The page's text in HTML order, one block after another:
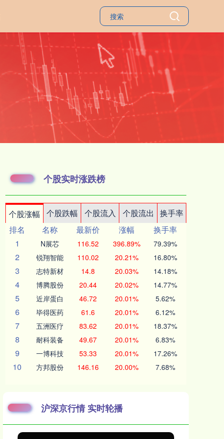
个股实时涨跌榜
个股涨幅 个股跌幅 个股流入 个股流出
换手率
排名
名称 最新价 涨幅
换手率
1
N展芯 116.52 396.89% 79.39%
2 锐翔智能 110.02 20.21% 16.80%
3 志特新材 14.8 20.03% 14.18%
4 博腾股份 20.44 20.02% 14.77%
5 近岸蛋白 46.72 20.01% 5.62%
6 毕得医药 61.6 20.01% 6.12%
7 五洲医疗 83.62 20.01% 18.37%
8 耐科装备 49.67 20.01% 6.83%
9 一博科技 53.33 20.01% 17.26%
10 方邦股份 146.16 20.00% 7.68%
沪深京行情 实时轮播